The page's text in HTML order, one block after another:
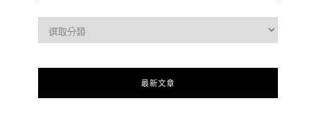
最新文章